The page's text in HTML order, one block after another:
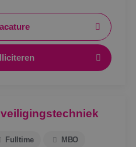
Fulltime MBO